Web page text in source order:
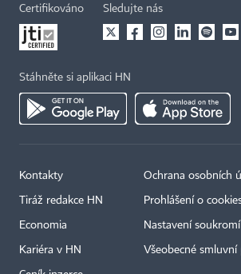
Certifikováno Sledujte nás
Stáhněte si aplikaci HN
Kontakty
Tiráž redakce HN
Economia
Kariéra v HN
Ochrana osobních
Prohlášení o
Nastavení soukromí
Všeobecné